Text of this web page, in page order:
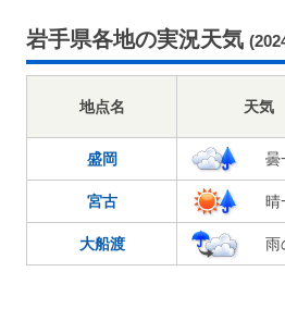
岩手県各地の実況天気
地点名 天気
盛岡 曇
宮古 晴
大船渡 雨